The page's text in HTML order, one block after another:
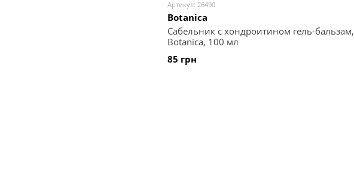
Артикул: 26490
Botanica
Сабельник с хондроитином гель-бальзам,
Botanica, 100 мл
85 грн